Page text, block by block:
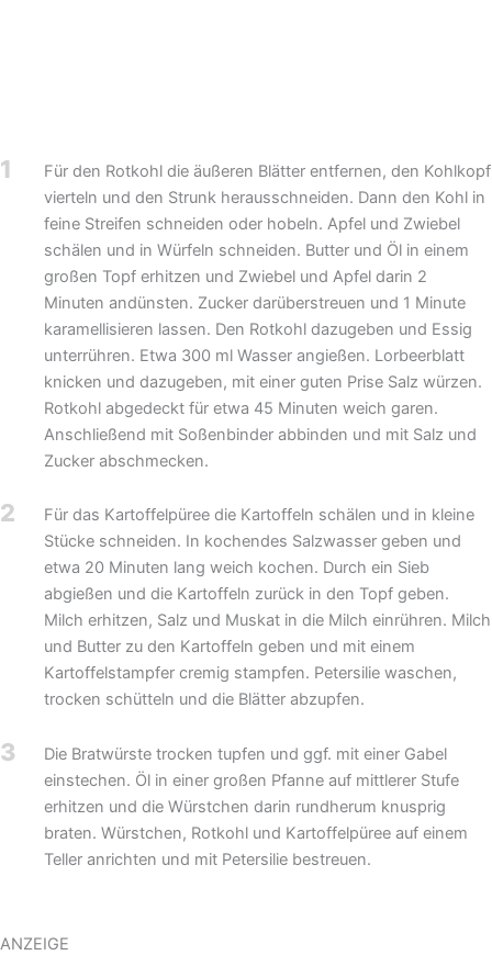
1
Für den Rotkohl die äußeren Blätter entfernen, den Kohlkopf
vierteln und den Strunk herausschneiden. Dann den Kohl in
feine Streifen schneiden oder hobeln. Apfel und Zwiebel
schälen und in Würfeln schneiden. Butter und Öl in einem
großen Topf erhitzen und Zwiebel und Apfel darin 2
Minuten andünsten. Zucker darüberstreuen und 1 Minute
karamellisieren lassen. Den Rotkohl dazugeben und Essig
unterrühren. Etwa 300 ml Wasser angießen. Lorbeerblatt
knicken und dazugeben, mit einer guten Prise Salz würzen.
Rotkohl abgedeckt für etwa 45 Minuten weich garen.
Anschließend mit Soßenbinder abbinden und mit Salz und
Zucker abschmecken.
2
Für das Kartoffelpüree die Kartoffeln schälen und in kleine
Stücke schneiden. In kochendes Salzwasser geben und
etwa 20 Minuten lang weich kochen. Durch ein Sieb
abgießen und die Kartoffeln zurück in den Topf geben.
Milch erhitzen, Salz und Muskat in die Milch einrühren. Milch
und Butter zu den Kartoffeln geben und mit einem
Kartoffelstampfer cremig stampfen. Petersilie waschen,
trocken schütteln und die Blätter abzupfen.
3
Die Bratwürste trocken tupfen und ggf. mit einer Gabel
einstechen. Öl in einer großen Pfanne auf mittlerer Stufe
erhitzen und die Würstchen darin rundherum knusprig
braten. Würstchen, Rotkohl und Kartoffelpüree auf einem
Teller anrichten und mit Petersilie bestreuen.
ANZEIGE